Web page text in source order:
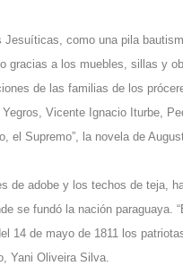
como una pila
gracias a los muebles, sillas y
de las familias de los
Vicente Ignacio Iturbe,
el Supremo”, la novela de
de adobe y los techos de teja,
se fundó la nación paraguaya.
14 de mayo de 1811 los
Yani Oliveira Silva.